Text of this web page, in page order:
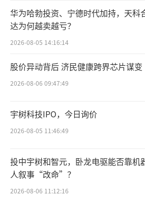
碗。”这是国内权威媒体，
事件最犀利的点评之一。评
鸟表面上推崇‘无痕山林’
演舞台，试图用所谓的艺术
值，显然忘记了初心。”
始祖鸟1989年诞生于加
亚省，“来自加拿大海岸
山”。它在官网上自我介绍
山，始祖鸟一直以来强调
畏，并致力于保护和传播高
化。
华为哈勃投资、宁德时代加持，天科
达为何越卖越亏？
2026-08-05 14:16:14
股价异动背后 济民健康跨界芯片谋变
2026-08-06 09:47:49
宇树科技IPO，今日询价
2026-08-05 11:46:49
投中宇树和智元，卧龙电驱能否靠机
人叙事“改命”？
2026-08-06 11:12:16